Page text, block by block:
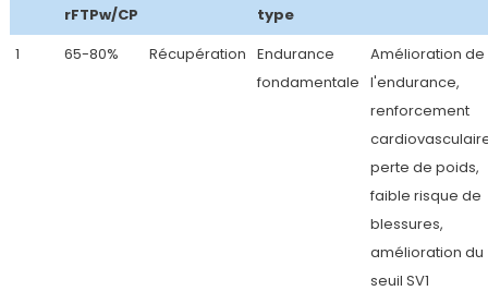
rFTPw/CP
type
1 65-80% Récupération Endurance
fondamentale
Amélioration de
l'endurance,
renforcement
perte de poids,
faible risque de
blessures,
amélioration du
seuil SV1